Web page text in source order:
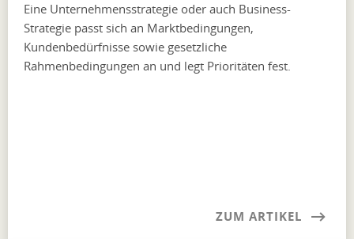
Eine Unternehmensstrategie oder auch Business-
Strategie passt sich an Marktbedingungen,
Kundenbedürfnisse sowie gesetzliche
Rahmenbedingungen an und legt Prioritäten fest.
ZUM ARTIKEL